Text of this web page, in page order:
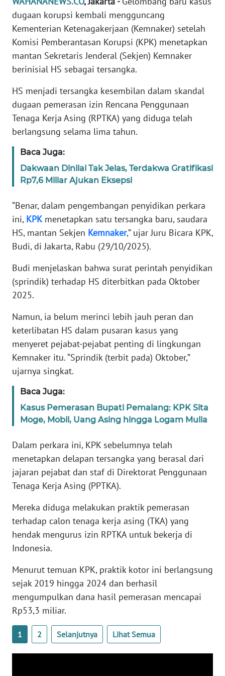
dugaan korupsi kembali mengguncang
Kementerian Ketenagakerjaan (Kemnaker) setelah
Komisi Pemberantasan Korupsi (KPK) menetapkan
mantan Sekretaris Jenderal (Sekjen) Kemnaker
berinisial HS sebagai tersangka.
HS menjadi tersangka kesembilan dalam skandal
dugaan pemerasan izin Rencana Penggunaan
Tenaga Kerja Asing (RPTKA) yang diduga telah
berlangsung selama lima tahun.
Baca Juga:
Dakwaan Dinilai Tak Jelas, Terdakwa Gratifikasi
Rp7,6 Miliar Ajukan Eksepsi
“Benar, dalam pengembangan penyidikan perkara
ini, KPKmenetapkan satu tersangka baru, saudara
HS, mantan Sekjen Kemnaker,” ujar Juru Bicara KPK,
Budi, di Jakarta, Rabu (29/10/2025).
Budi menjelaskan bahwa surat perintah penyidikan
(sprindik) terhadap HS diterbitkan pada Oktober
2025.
Namun, ia belum merinci lebih jauh peran dan
keterlibatan HS dalam pusaran kasus yang
menyeret pejabat-pejabat penting di lingkungan
Kemnaker itu. “Sprindik (terbit pada) Oktober,”
ujarnya singkat.
Baca Juga:
Kasus Pemerasan Bupati Pemalang: KPK Sita
Moge, Mobil, Uang Asing hingga Logam Mulia
Dalam perkara ini, KPK sebelumnya telah
menetapkan delapan tersangka yang berasal dari
jajaran pejabat dan staf di Direktorat Penggunaan
Tenaga Kerja Asing (PPTKA).
Mereka diduga melakukan praktik pemerasan
terhadap calon tenaga kerja asing (TKA) yang
hendak mengurus izin RPTKA untuk bekerja di
Indonesia.
Menurut temuan KPK, praktik kotor ini berlangsung
sejak 2019 hingga 2024 dan berhasil
mengumpulkan dana hasil pemerasan mencapai
Rp53,3 miliar.
1 2 Selanjutnya Lihat Semua
Informasi
INDEKS
KAMI
INFO
IKLAN
TENTANG
KAMI
PEDOMAN
MEDIA
REDAKSI
KARIR
DISCLAIMER
News
Regional
WN
SUMUT
JAKARTA
WN
WN
BANTEN
NTT
WN
KEPRI
WN
PAPUA
WN
BARAT
WN